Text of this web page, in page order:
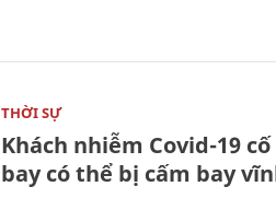
THỜI SỰ
Khách nhiễm Covid-19
bay có thể bị cấm bay